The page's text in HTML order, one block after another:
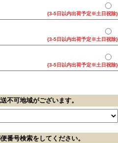
{3-5日以内出荷予定※土日祝除}
{3-5日以内出荷予定※土日祝除}
{3-5日以内出荷予定※土日祝除}
可地域がございます。
番号検索をしてください。